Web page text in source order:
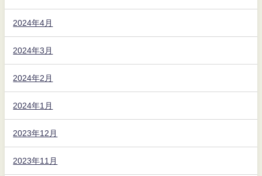
2024年4月
2024年3月
2024年2月
2024年1月
2023年12月
2023年11月